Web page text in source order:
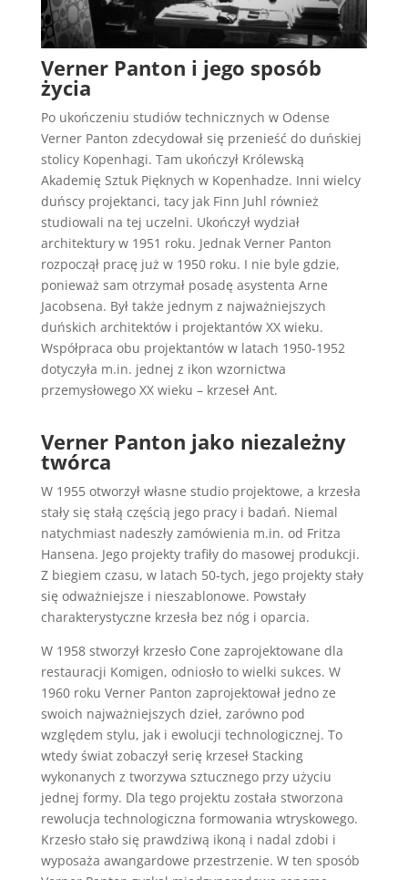
Verner Panton i jego sposób
życia
Po ukończeniu studiów technicznych w Odense
Verner Panton zdecydował się przenieść do duńskiej
stolicy Kopenhagi. Tam ukończył Królewską
Akademię Sztuk Pięknych w Kopenhadze. Inni wielcy
duńscy projektanci, tacy jak Finn Juhl również
studiowali na tej uczelni. Ukończył wydział
architektury w 1951 roku. Jednak Verner Panton
rozpoczął pracę już w 1950 roku. I nie byle gdzie,
ponieważ sam otrzymał posadę asystenta Arne
Jacobsena. Był także jednym z najważniejszych
duńskich architektów i projektantów XX wieku.
Współpraca obu projektantów w latach 1950-1952
dotyczyła m.in. jednej z ikon wzornictwa
przemysłowego XX wieku – krzeseł Ant.
Verner Panton jako niezależny
twórca
W 1955 otworzył własne studio projektowe, a krzesła
stały się stałą częścią jego pracy i badań. Niemal
natychmiast nadeszły zamówienia m.in. od Fritza
Hansena. Jego projekty trafiły do ​​masowej produkcji.
Z biegiem czasu, w latach 50-tych, jego projekty stały
się odważniejsze i nieszablonowe. Powstały
charakterystyczne krzesła bez nóg i oparcia.
W 1958 stworzył krzesło Cone zaprojektowane dla
restauracji Komigen, odniosło to wielki sukces. W
1960 roku Verner Panton zaprojektował jedno ze
swoich najważniejszych dzieł, zarówno pod
względem stylu, jak i ewolucji technologicznej. To
wtedy świat zobaczył serię krzeseł Stacking
wykonanych z tworzywa sztucznego przy użyciu
jednej formy. Dla tego projektu została stworzona
rewolucja technologiczna formowania wtryskowego.
Krzesło stało się prawdziwą ikoną i nadal zdobi i
wyposaża awangardowe przestrzenie. W ten sposób